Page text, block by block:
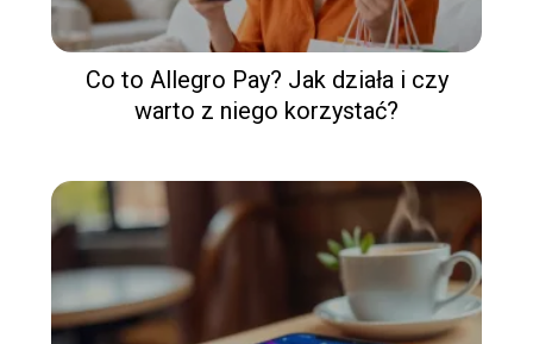
Co to Allegro Pay? Jak działa i czy
warto z niego korzystać?